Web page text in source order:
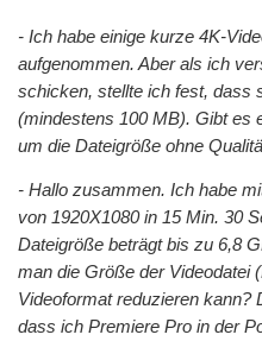
- Ich habe einige kurze 4K-
aufgenommen. Aber als ich
schicken, stellte ich fest, dass
(mindestens 100 MB). Gibt es
um die Dateigröße ohne
- Hallo zusammen. Ich habe
von 1920X1080 in 15 Min. 30
Dateigröße beträgt bis zu 6,8
man die Größe der Videodatei
Videoformat reduzieren kann?
dass ich Premiere Pro in der